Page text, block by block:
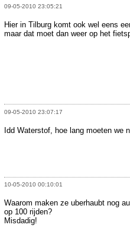
09-05-2010 23:05:21
Hier in Tilburg komt ook wel eens
maar dat moet dan weer op het
09-05-2010 23:07:17
Idd Waterstof, hoe lang moeten we
10-05-2010 00:10:01
Waarom maken ze uberhaubt nog
op 100 rijden?
Misdadig!